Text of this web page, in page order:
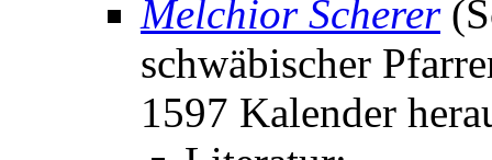
Melchior Scherer
schwäbischer
1597 Kalender